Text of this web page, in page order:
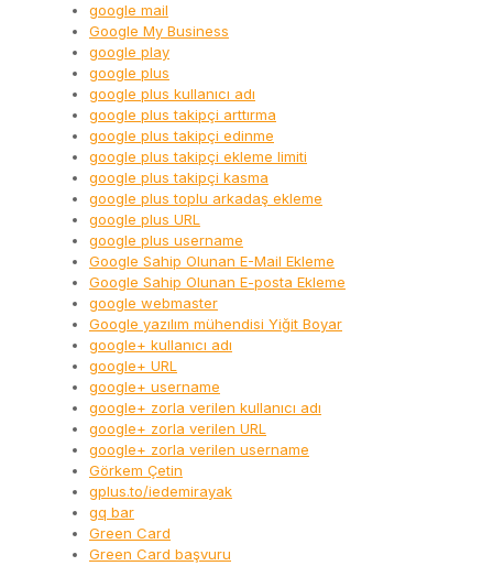
google mail
Google My Business
google play
google plus
google plus kullanıcı adı
google plus takipçi arttırma
google plus takipçi edinme
google plus takipçi ekleme limiti
google plus takipçi kasma
google plus toplu arkadaş ekleme
google plus URL
google plus username
Google Sahip Olunan E-Mail Ekleme
Google Sahip Olunan E-posta Ekleme
google webmaster
Google yazılım mühendisi Yiğit Boyar
google+ kullanıcı adı
google+ URL
google+ username
google+ zorla verilen kullanıcı adı
google+ zorla verilen URL
google+ zorla verilen username
Görkem Çetin
gplus.to/iedemirayak
gq bar
Green Card
Green Card başvuru